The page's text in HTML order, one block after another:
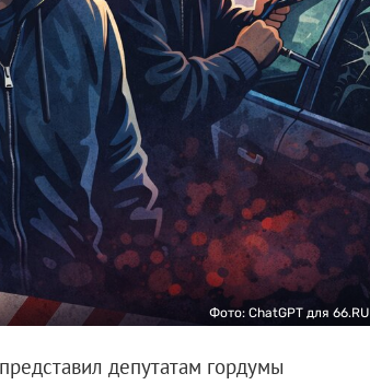
Фото: ChatGPT для 66.RU
депутатам гордумы